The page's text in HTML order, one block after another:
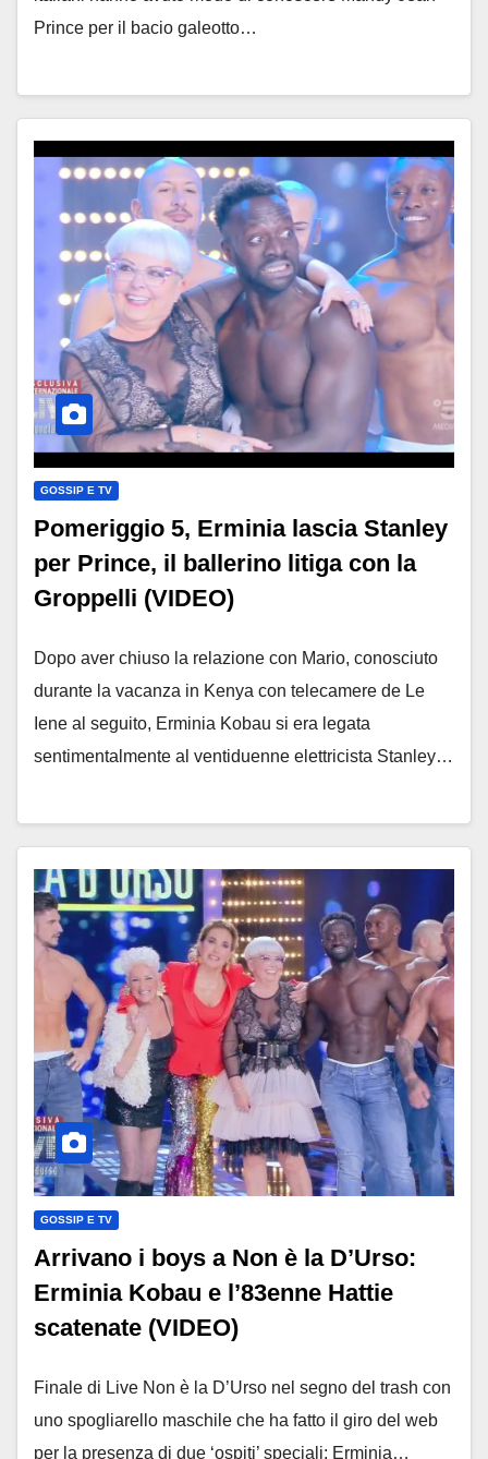
Prince per il bacio galeotto…
GOSSIP E TV
Pomeriggio 5, Erminia lascia Stanley
per Prince, il ballerino litiga con la
Groppelli (VIDEO)
Dopo aver chiuso la relazione con Mario, conosciuto
durante la vacanza in Kenya con telecamere de Le
Iene al seguito, Erminia Kobau si era legata
sentimentalmente al ventiduenne elettricista Stanley…
GOSSIP E TV
Arrivano i boys a Non è la D’Urso:
Erminia Kobau e l’83enne Hattie
scatenate (VIDEO)
Finale di Live Non è la D’Urso nel segno del trash con
uno spogliarello maschile che ha fatto il giro del web
per la presenza di due ‘ospiti’ speciali: Erminia…